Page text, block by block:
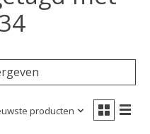
producten